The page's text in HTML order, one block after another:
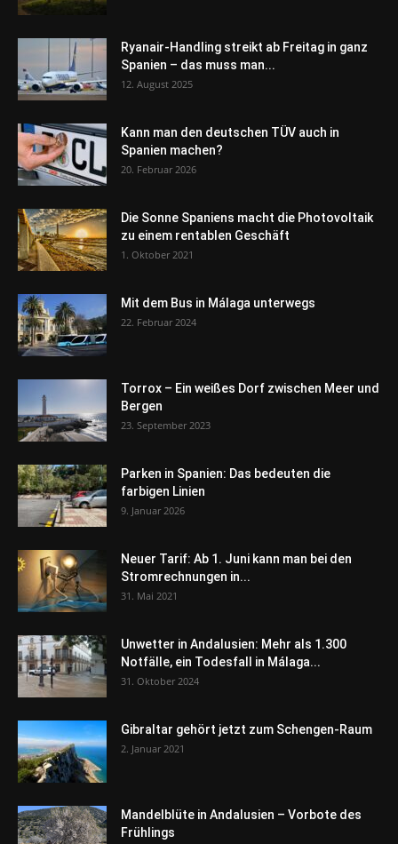
Ryanair-Handling streikt ab Freitag in ganz
Spanien – das muss man...
12. August 2025
Kann man den deutschen TÜV auch in
Spanien machen?
20. Februar 2026
Die Sonne Spaniens macht die Photovoltaik
zu einem rentablen Geschäft
1. Oktober 2021
Mit dem Bus in Málaga unterwegs
22. Februar 2024
Torrox – Ein weißes Dorf zwischen Meer und
Bergen
23. September 2023
Parken in Spanien: Das bedeuten die
farbigen Linien
9. Januar 2026
Neuer Tarif: Ab 1. Juni kann man bei den
Stromrechnungen in...
31. Mai 2021
Unwetter in Andalusien: Mehr als 1.300
Notfälle, ein Todesfall in Málaga...
31. Oktober 2024
Gibraltar gehört jetzt zum Schengen-Raum
2. Januar 2021
Mandelblüte in Andalusien – Vorbote des
Frühlings